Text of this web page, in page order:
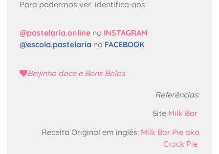
Para podermos ver, identifica-nos:
@pastelaria.online no INSTAGRAM
@escola.pastelaria no FACEBOOK
Beijinho doce e Bons Bolos
Referências:
Site Milk Bar
Receita Original em inglês: Milk Bar Pie aka
Crack Pie